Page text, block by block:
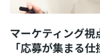
マーケティング視
「応募が集まる